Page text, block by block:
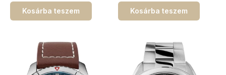
Kosárba teszem Kosárba teszem